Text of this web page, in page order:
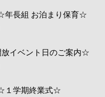
年長組 お泊まり保育☆
イベント日のご案内☆
１学期終業式☆